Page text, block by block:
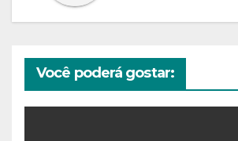
Você poderá gostar: